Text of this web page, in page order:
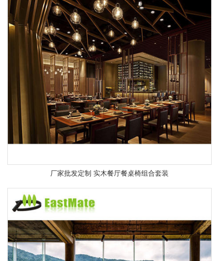
厂家批发定制 实木餐厅餐桌椅组合套装